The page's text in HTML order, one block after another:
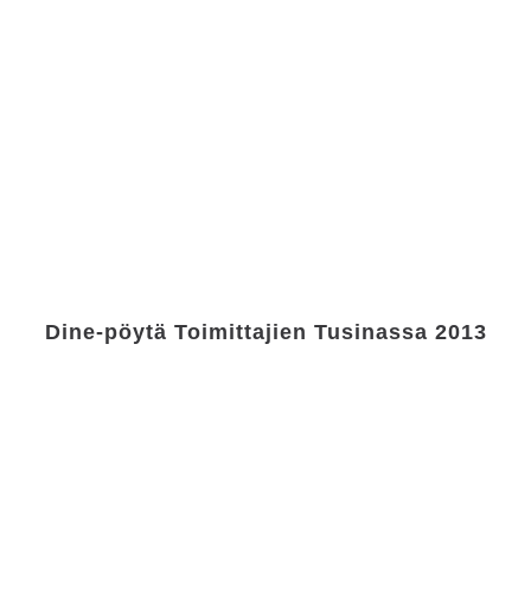
Dine-pöytä Toimittajien Tusinassa 2013